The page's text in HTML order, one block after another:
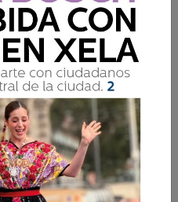
Nacional
PADRE E HIJO
DE 60 TONELADAS
confirmó este miércoles la